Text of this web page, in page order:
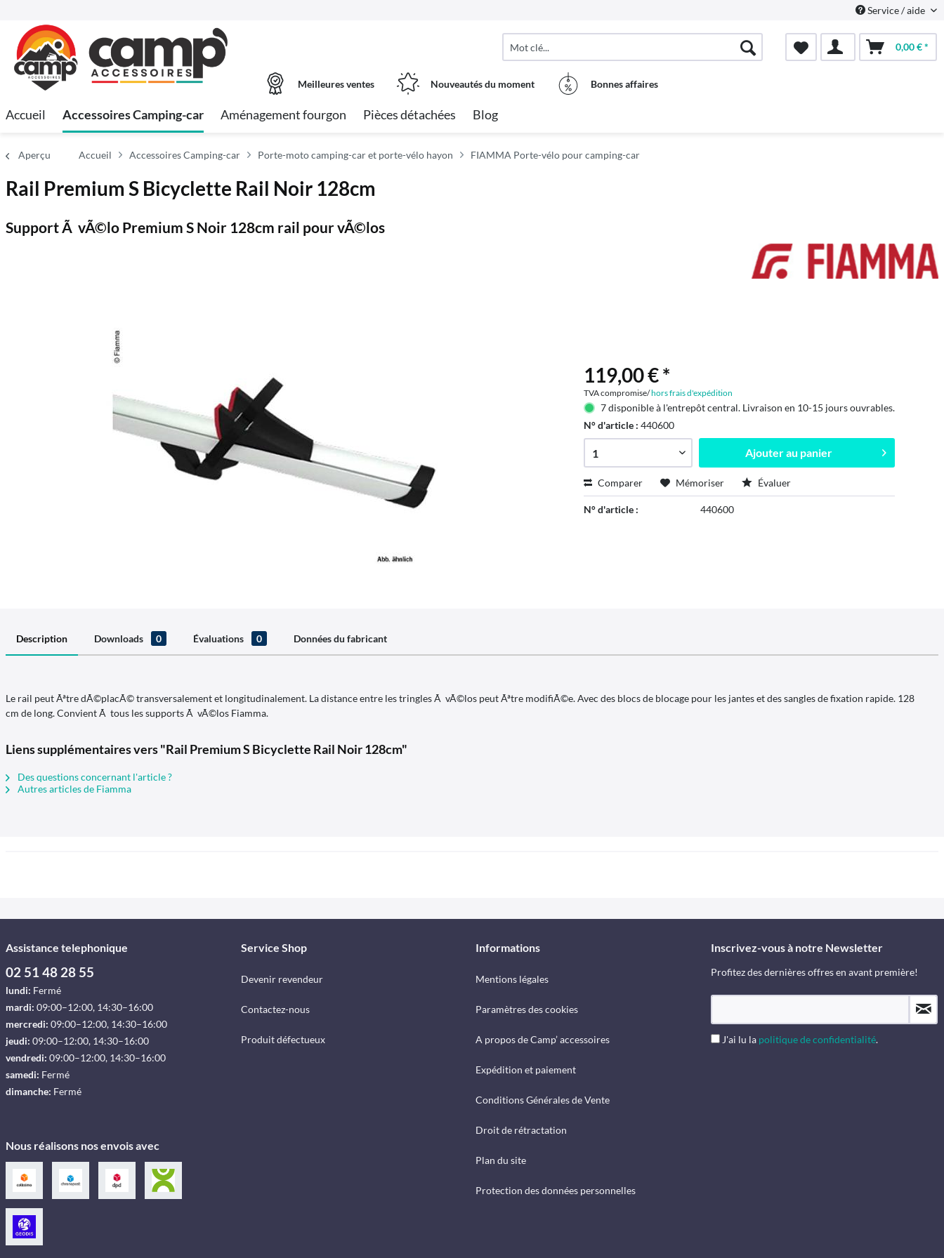
Service / aide
0,00 € *
Meilleures ventes Nouveautés du moment Bonnes affaires
Accueil Accessoires Camping-car Aménagement fourgon Pièces détachées Blog
Aperçu Accueil Accessoires Camping-car Porte-moto camping-car et porte-vélo hayon FIAMMA Porte-vélo pour camping-car
Rail Premium S Bicyclette Rail Noir 128cm
Support Ã vÃ©lo Premium S Noir 128cm rail pour vÃ©los
119,00 € *
TVA compromise/hors frais d'expédition
7 disponible à l'entrepôt central. Livraison en 10-15 jours ouvrables.
N° d'article :440600
Ajouter au panier
Comparer Mémoriser Évaluer
N° d'article : 440600
Description Downloads 0 Évaluations 0 Données du fabricant
Le rail peut Ãªtre dÃ©placÃ© transversalement et longitudinalement. La distance entre les tringles Ã vÃ©los peut Ãªtre modifiÃ©e. Avec des blocs de blocage pour les jantes et des sangles de fixation rapide. 128
cm de long. Convient Ã tous les supports Ã vÃ©los Fiamma.
Liens supplémentaires vers "Rail Premium S Bicyclette Rail Noir 128cm"
Des questions concernant l'article ?
Autres articles de Fiamma
Assistance telephonique
02 51 48 28 55
lundi: Fermé
mardi: 09:00–12:00, 14:30–16:00
mercredi: 09:00–12:00, 14:30–16:00
jeudi: 09:00–12:00, 14:30–16:00
vendredi: 09:00–12:00, 14:30–16:00
samedi: Fermé
dimanche: Fermé
Nous réalisons nos envois avec
Service Shop
Devenir revendeur
Contactez-nous
Produit défectueux
Informations
Mentions légales
Paramètres des cookies
A propos de Camp’ accessoires
Expédition et paiement
Conditions Générales de Vente
Droit de rétractation
Plan du site
Protection des données personnelles
Inscrivez-vous à notre Newsletter
Profitez des dernières offres en avant première!
J'ai lu la politique de confidentialité.